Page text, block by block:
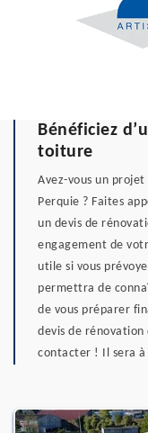
Bénéficiez
toiture
Avez-vous un
Perquie ? Faites
un devis de
engagement de
utile si vous
permettra de
de vous préparer
devis de rénovation
contacter ! Il sera